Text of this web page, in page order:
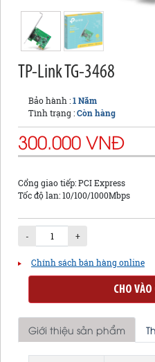
TP-Link TG-3468
Bảo hành :1 Năm
Tình trạng :Còn hàng
300.000 VNĐ
Cổng giao tiếp: PCI Express
Tốc độ lan: 10/100/1000Mbps
- +
Chính sách bán hàng online
CHO
Giới thiệu sản phẩm